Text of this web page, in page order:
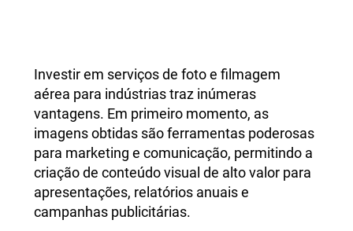
Investir em serviços de foto e filmagem
aérea para indústrias traz inúmeras
vantagens. Em primeiro momento, as
imagens obtidas são ferramentas poderosas
para marketing e comunicação, permitindo a
criação de conteúdo visual de alto valor para
apresentações, relatórios anuais e
campanhas publicitárias.